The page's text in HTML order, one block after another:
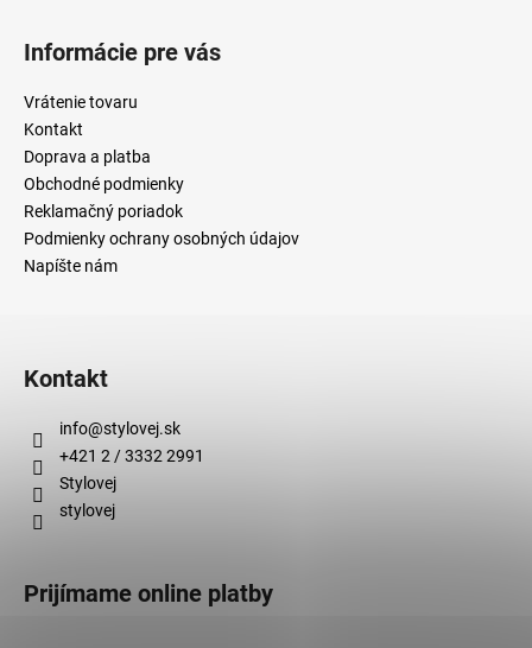
Informácie pre vás
Vrátenie tovaru
Kontakt
Doprava a platba
Obchodné podmienky
Reklamačný poriadok
Podmienky ochrany osobných údajov
Napíšte nám
Kontakt
info@stylovej.sk
+421 2 / 3332 2991
Stylovej
stylovej
Prijímame online platby